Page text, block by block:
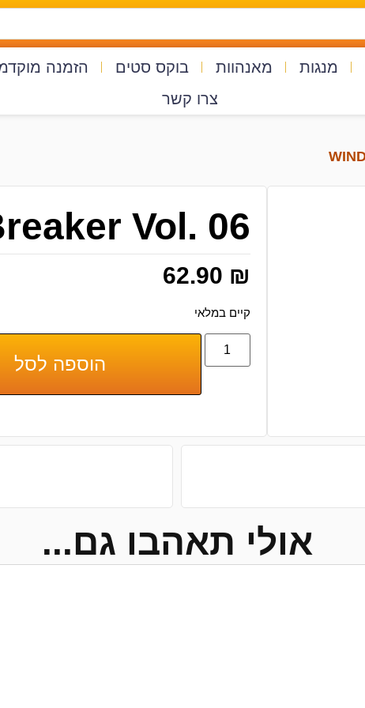
מנגות מאנהוות בוקס סטים
הזמנה
צרו קשר
Vol. 06
62.90 ₪
קיים במלאי
הוספה לסל
אולי תאהבו גם...